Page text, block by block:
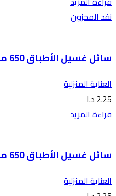
نفد المخزون
سائل غسيل الأطباق 650 مل
العناية المنزلية
2.25 د.ا
قراءة المزيد
سائل غسيل الأطباق 650 مل
العناية المنزلية